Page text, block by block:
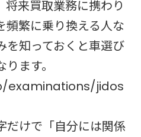
将来買取業務に携わり
頻繁に乗り換える人な
を知っておくと車選び
ます。
examinations/jidos
だけで「自分には関係